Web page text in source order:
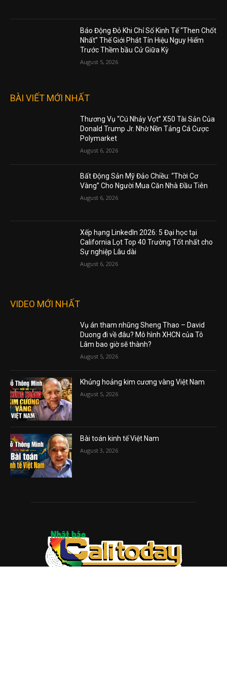
Báo Động Đỏ Khi Chỉ Số Kinh Tế “Then Chốt
Nhất” Thế Giới Phát Tín Hiệu Nguy Hiểm
Trước Thềm bầu Cử Giữa Kỳ
August 5, 2026
BÀI VIẾT MỚI NHẤT
Thương Vụ “Cú Nhảy Vọt” X50 Tài Sản Của
Donald Trump Jr. Nhờ Nền Tảng Cá Cược
Polymarket
August 6, 2026
Bất Động Sản Mỹ Đảo Chiều: “Thời Cơ
Vàng” Cho Người Mua Căn Nhà Đầu Tiên
August 6, 2026
Xếp hạng LinkedIn 2026: 5 Đại học tại
California Lọt Top 40 Trường Tốt nhất cho
Sự nghiệp Lâu dài
August 6, 2026
VIDEO MỚI NHẤT
Vụ án tham nhũng Sheng Thao – David
Duong đi về đâu? Mô hình XHCN của Tô
Lâm bao giờ sẽ thành?
August 5, 2026
Khủng hoảng kim cương vàng Việt Nam
August 5, 2026
Bài toán kinh tế Việt Nam
August 3, 2026